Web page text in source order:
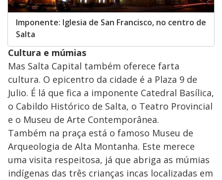
Imponente: Iglesia de San Francisco, no centro de
Salta
Cultura e múmias
Mas Salta Capital também oferece farta
cultura. O epicentro da cidade é a Plaza 9 de
Julio. É lá que fica a imponente Catedral Basílica,
o Cabildo Histórico de Salta, o Teatro Provincial
e o Museu de Arte Contemporânea.
Também na praça está o famoso Museu de
Arqueologia de Alta Montanha. Este merece
uma visita respeitosa, já que abriga as múmias
indígenas das três crianças incas localizadas em